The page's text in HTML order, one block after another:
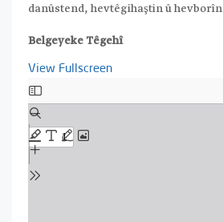
danûstend, hevtêgihaştin û hevborîn
Belgeyeke Têgehî
View Fullscreen
Skip
to
PDF
content